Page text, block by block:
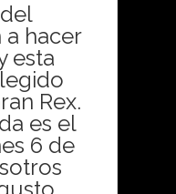
hacer
esta
Rex.
es el
6 de